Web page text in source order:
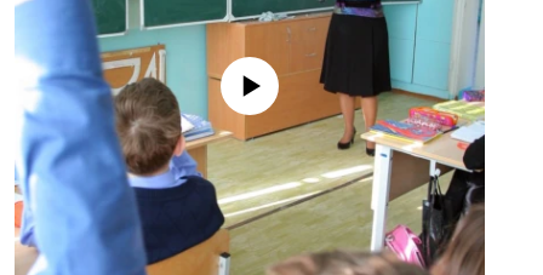
No media source currently available